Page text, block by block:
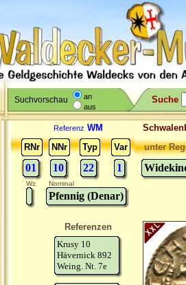
Suchvorschau
an
aus
Suche
Referenz WM
RNr
NNr Typ Var
01 10 22 1
unter
Wz Nominal
Pfennig (Denar)
Referenzen
Krusy 10
Hävernick 892
Weing. Nt. 7e